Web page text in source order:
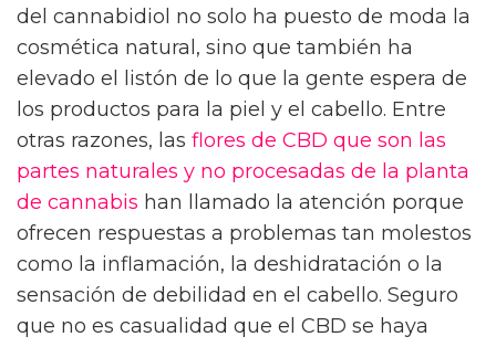
del cannabidiol no solo ha puesto de moda la
cosmética natural, sino que también ha
elevado el listón de lo que la gente espera de
los productos para la piel y el cabello. Entre
otras razones, las flores de CBD que son las
partes naturales y no procesadas de la planta
de cannabis han llamado la atención porque
ofrecen respuestas a problemas tan molestos
como la inflamación, la deshidratación o la
sensación de debilidad en el cabello. Seguro
que no es casualidad que el CBD se haya